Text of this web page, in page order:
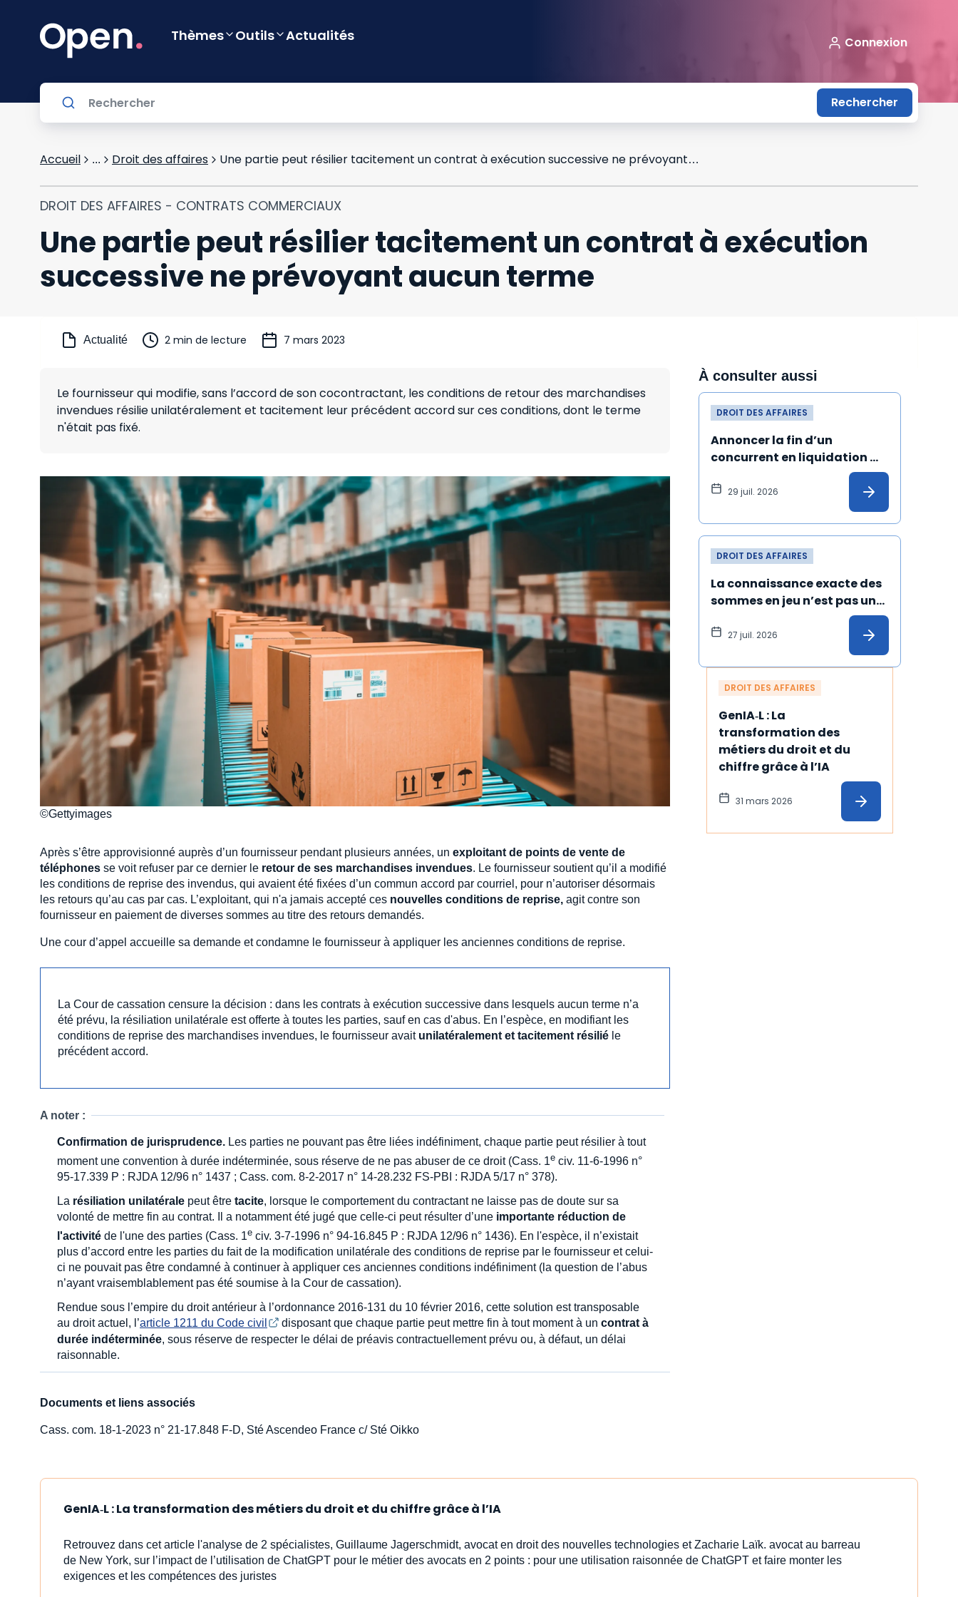
Thèmes Outils Actualités Connexion
Rechercher
Accueil ... Droit des affaires Une partie peut résilier tacitement un contrat à exécution successive ne prévoyant aucun terme
DROIT DES AFFAIRES - CONTRATS COMMERCIAUX
Une partie peut résilier tacitement un contrat à exécution
successive ne prévoyant aucun terme
Actualité 2 min de lecture 7 mars 2023
Le fournisseur qui modifie, sans l’accord de son cocontractant, les conditions de retour des marchandises
invendues résilie unilatéralement et tacitement leur précédent accord sur ces conditions, dont le terme
n'était pas fixé.
©Gettyimages
Après s’être approvisionné auprès d’un fournisseur pendant plusieurs années, un exploitant de points de vente de
téléphones se voit refuser par ce dernier le retour de ses marchandises invendues. Le fournisseur soutient qu’il a modifié
les conditions de reprise des invendus, qui avaient été fixées d’un commun accord par courriel, pour n’autoriser désormais
les retours qu’au cas par cas. L’exploitant, qui n'a jamais accepté ces nouvelles conditions de reprise, agit contre son
fournisseur en paiement de diverses sommes au titre des retours demandés.
Une cour d’appel accueille sa demande et condamne le fournisseur à appliquer les anciennes conditions de reprise.
La Cour de cassation censure la décision : dans les contrats à exécution successive dans lesquels aucun terme n’a
été prévu, la résiliation unilatérale est offerte à toutes les parties, sauf en cas d'abus. En l’espèce, en modifiant les
conditions de reprise des marchandises invendues, le fournisseur avait unilatéralement et tacitement résilié le
précédent accord.
A noter :
Confirmation de jurisprudence. Les parties ne pouvant pas être liées indéfiniment, chaque partie peut résilier à tout
moment une convention à durée indéterminée, sous réserve de ne pas abuser de ce droit (Cass. 1e civ. 11-6-1996 n°
95-17.339 P : RJDA 12/96 n° 1437 ; Cass. com. 8-2-2017 n° 14-28.232 FS-PBI : RJDA 5/17 n° 378).
La résiliation unilatérale peut être tacite, lorsque le comportement du contractant ne laisse pas de doute sur sa
volonté de mettre fin au contrat. Il a notamment été jugé que celle-ci peut résulter d’une importante réduction de
l'activité de l'une des parties (Cass. 1e civ. 3-7-1996 n° 94-16.845 P : RJDA 12/96 n° 1436). En l'espèce, il n’existait
plus d’accord entre les parties du fait de la modification unilatérale des conditions de reprise par le fournisseur et celui-
ci ne pouvait pas être condamné à continuer à appliquer ces anciennes conditions indéfiniment (la question de l’abus
n’ayant vraisemblablement pas été soumise à la Cour de cassation).
Rendue sous l’empire du droit antérieur à l’ordonnance 2016-131 du 10 février 2016, cette solution est transposable
au droit actuel, l’article 1211 du Code civil disposant que chaque partie peut mettre fin à tout moment à un contrat à
durée indéterminée, sous réserve de respecter le délai de préavis contractuellement prévu ou, à défaut, un délai
raisonnable.
Documents et liens associés
Cass. com. 18-1-2023 n° 21-17.848 F-D, Sté Ascendeo France c/ Sté Oikko
À consulter aussi
DROIT DES AFFAIRES
Annoncer la fin d’un
concurrent en liquidation
judiciaire et de ses produits
peut constituer un dol
29 juil. 2026
DROIT DES AFFAIRES
La connaissance exacte des
sommes en jeu n’est pas une
condition de validité de la
transaction
27 juil. 2026
DROIT DES AFFAIRES
GenIA‑L : La
transformation des
métiers du droit et du
chiffre grâce à l’IA
31 mars 2026
GenIA‑L : La transformation des métiers du droit et du chiffre grâce à l’IA
Retrouvez dans cet article l'analyse de 2 spécialistes, Guillaume Jagerschmidt, avocat en droit des nouvelles technologies et Zacharie Laïk. avocat au barreau
de New York, sur l’impact de l’utilisation de ChatGPT pour le métier des avocats en 2 points : pour une utilisation raisonnée de ChatGPT et faire monter les
exigences et les compétences des juristes